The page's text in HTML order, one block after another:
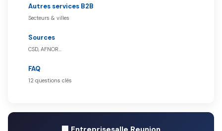
Autres services B2B
Secteurs & villes
Sources
CSD, AFNOR…
FAQ
12 questions clés